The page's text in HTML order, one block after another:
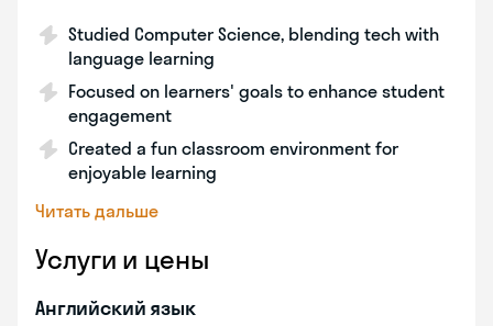
Studied Computer Science, blending tech with
language learning
Focused on learners' goals to enhance student
engagement
Created a fun classroom environment for
enjoyable learning
Читать дальше
Услуги и цены
Английский язык